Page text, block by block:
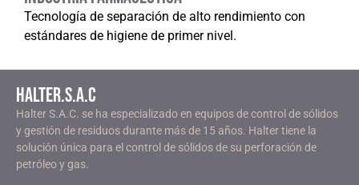
Tecnología de separación de alto rendimiento con
estándares de higiene de primer nivel.
Halter.S.A.C
Halter S.A.C. se ha especializado en equipos de control de sólidos
y gestión de residuos durante más de 15 años. Halter tiene la
solución única para el control de sólidos de su perforación de
petróleo y gas.